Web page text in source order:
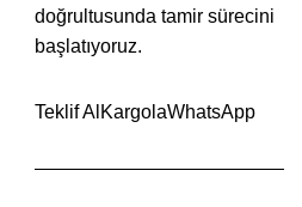
doğrultusunda tamir sürecini
başlatıyoruz.
Teklif Al KargolaWhatsApp